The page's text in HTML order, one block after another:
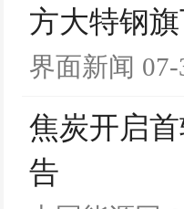
方大特钢
界面新闻
焦炭开启
告